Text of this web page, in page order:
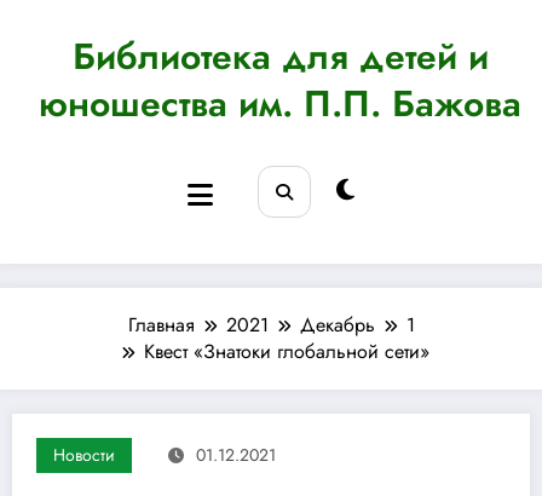
содержимомуБиблиотека для детей и
юношества им. П.П. Бажова
Главная 2021 Декабрь
1
Квест «Знатоки глобальной сети»
Новости 01.12.2021